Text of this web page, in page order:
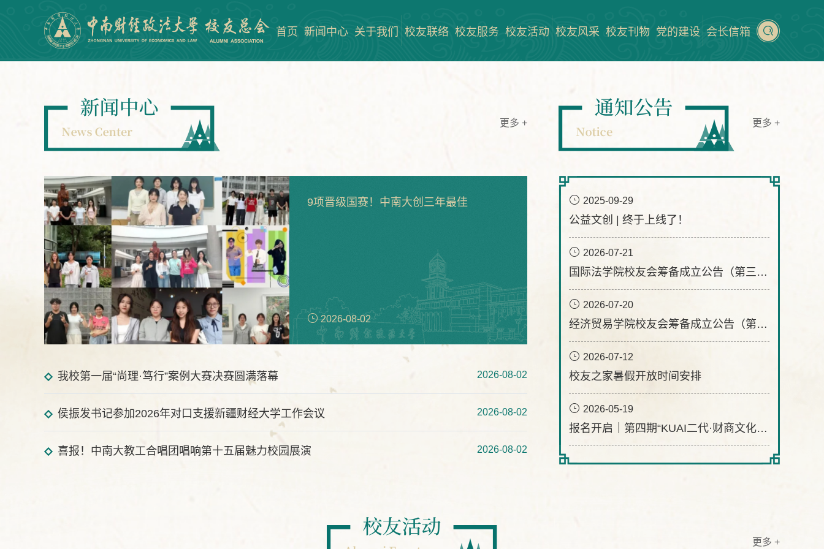
首页 新闻中心 关于我们 校友联络 校友服务 校友活动 校友风采 校友刊物 党的建设 会长信箱
更多 +
刑事司法学院赴湾区开展校友走访、访企
2026-08-02
我校第一届“尚理·笃行”案例大赛决赛圆满落幕 2026-08-02
侯振发书记参加2026年对口支援新疆财经大学工作会议 2026-08-02
喜报！中南大教工合唱团唱响第十五届魅力校园展演 2026-08-02
更多 +
2025-09-29
公益文创 | 终于上线了！
2026-07-21
国际法学院校友会筹备成立公告（第三号）
2026-07-20
经济贸易学院校友会筹备成立公告（第二号）
2026-07-12
校友之家暑假开放时间安排
2026-05-19
报名开启｜第四期“KUAI二代·财商文化”研学营：承会计初心，启财富新智
更多 +